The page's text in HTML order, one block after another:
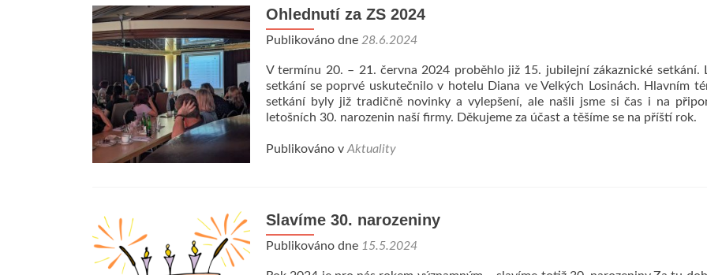
Ohlednutí za ZS 2024
Publikováno dne 28.6.2024
V termínu 20. – 21. června 2024 proběhlo již 15. jubilejní zákaznické setkání.
setkání se poprvé uskutečnilo v hotelu Diana ve Velkých Losinách. Hlavním
setkání byly již tradičně novinky a vylepšení, ale našli jsme si čas i na
letošních 30. narozenin naší firmy. Děkujeme za účast a těšíme se na příští rok.
Publikováno v Aktuality
Slavíme 30. narozeniny
Publikováno dne 15.5.2024